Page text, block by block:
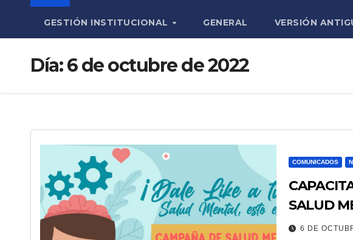
GESTIÓN INSTITUCIONAL GENERAL VERSIÓN
Día:6 de octubre de 2022
COMUNICADOS
SALUD
6 DE